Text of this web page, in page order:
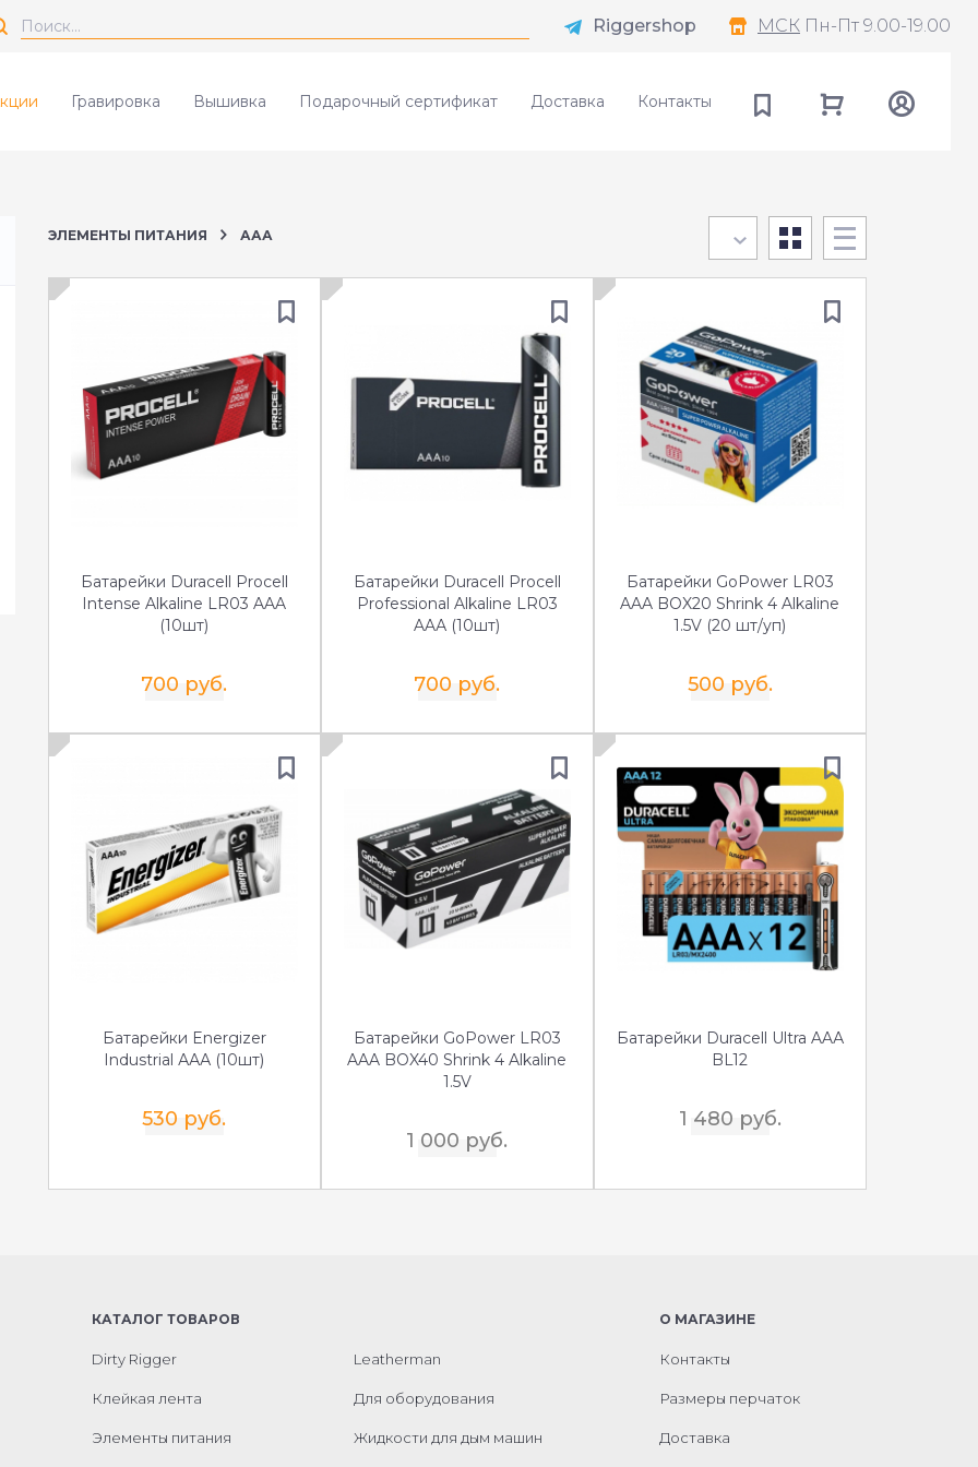
Riggershop МСК Пн-Пт 9.00-19.00
Гравировка Вышивка Подарочный сертификат Доставка Контакты
ЭЛЕМЕНТЫ ПИТАНИЯ ААА
Батарейки Duracell Procell
Intense Alkaline LR03 AAA
(10шт)
700 руб.
Батарейки Duracell Procell
Professional Alkaline LR03
AAА (10шт)
700 руб.
Батарейки GoPower LR03
AAA BOX20 Shrink 4 Alkaline
1.5V (20 шт/уп)
500 руб.
Батарейки Energizer
Industrial ААА (10шт)
530 руб.
Батарейки GoPower LR03
AAA BOX40 Shrink 4 Alkaline
1.5V
1 000 руб.
Батарейки Duracell Ultra AAА
BL12
1 480 руб.
КАТАЛОГ ТОВАРОВ
Dirty Rigger
Клейкая лента
Элементы питания
Leatherman
Для оборудования
Жидкости для дым машин
О МАГАЗИНЕ
Контакты
Размеры перчаток
Доставка